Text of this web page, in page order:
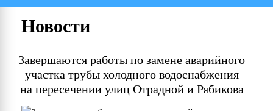
Новости
Завершаются работы по замене аварийного
участка трубы холодного водоснабжения
на пересечении улиц Отрадной и Рябикова